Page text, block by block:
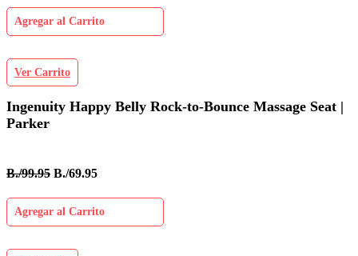
Agregar al Carrito
Ver Carrito
Ingenuity Happy Belly Rock-to-Bounce Massage Seat |
Parker
B./99.95 B./69.95
Agregar al Carrito